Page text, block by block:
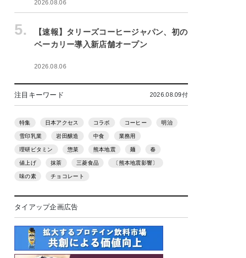
2026.08.06
5.
【速報】タリーズコーヒージャパン、初の
ベーカリー導入新店舗オープン
2026.08.06
注目キーワード 2026.08.09付
特集 日本アクセス コラボ コーヒー 明治
雪印乳業 岩田醸造 中食 業務用
理研ビタミン 惣菜 熊本地震 麺 春
値上げ 抹茶 三菱食品 〔熊本地震影響〕
味の素 チョコレート
タイアップ企画広告